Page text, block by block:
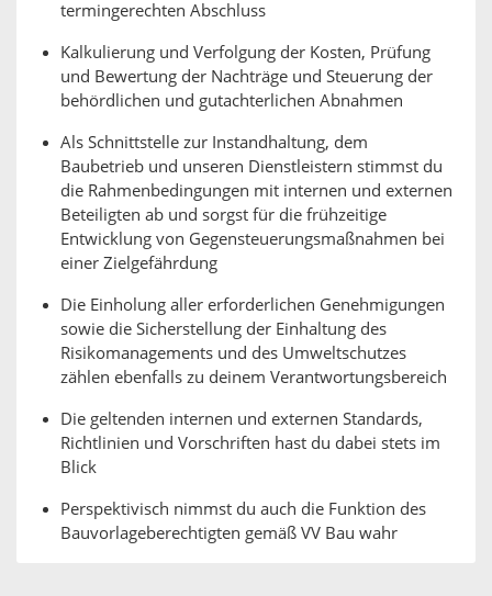
termingerechten Abschluss
Kalkulierung und Verfolgung der Kosten, Prüfung
und Bewertung der Nachträge und Steuerung der
behördlichen und gutachterlichen Abnahmen
Als Schnittstelle zur Instandhaltung, dem
Baubetrieb und unseren Dienstleistern stimmst du
die Rahmenbedingungen mit internen und externen
Beteiligten ab und sorgst für die frühzeitige
Entwicklung von Gegensteuerungsmaßnahmen bei
einer Zielgefährdung
Die Einholung aller erforderlichen Genehmigungen
sowie die Sicherstellung der Einhaltung des
Risikomanagements und des Umweltschutzes
zählen ebenfalls zu deinem Verantwortungsbereich
Die geltenden internen und externen Standards,
Richtlinien und Vorschriften hast du dabei stets im
Blick
Perspektivisch nimmst du auch die Funktion des
Bauvorlageberechtigten gemäß VV Bau wahr